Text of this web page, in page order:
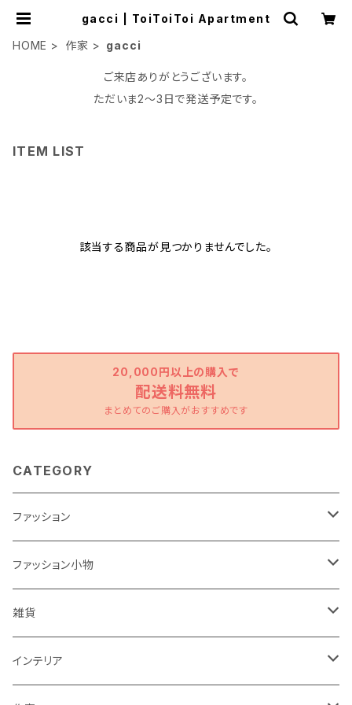
gacci | ToiToiToi Apartment
HOME
作家 gacci
ご来店ありがとうございます。
ただいま2〜3日で発送予定です。
ITEM LIST
該当する商品が見つかりませんでした。
20,000円以上の購入で
配送料無料
まとめてのご購入がおすすめです
CATEGORY
ファッション
ワンピース
トップス
パンツ
ファッション小物
バッグ
ポーチ
雑貨
バスケット
インテリア